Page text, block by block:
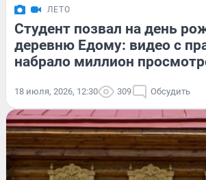
ЛЕТО
Студент позвал на день
деревню Едому: видео с
набрало миллион
18 июля, 2026, 12:30 309 Обсудить